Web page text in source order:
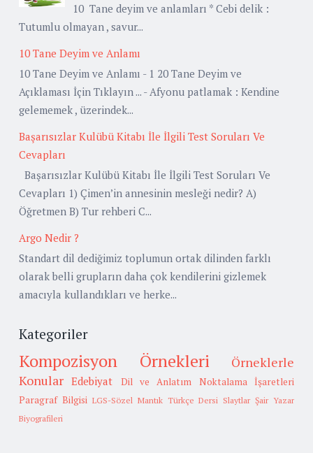
10 Tane deyim ve anlamları * Cebi delik :
Tutumlu olmayan , savur...
10 Tane Deyim ve Anlamı
10 Tane Deyim ve Anlamı - 1 20 Tane Deyim ve
Açıklaması İçin Tıklayın ... - Afyonu patlamak : Kendine
gelememek , üzerindek...
Başarısızlar Kulübü Kitabı İle İlgili Test Soruları Ve
Cevapları
Başarısızlar Kulübü Kitabı İle İlgili Test Soruları Ve
Cevapları 1) Çimen’in annesinin mesleği nedir? A)
Öğretmen B) Tur rehberi C...
Argo Nedir ?
Standart dil dediğimiz toplumun ortak dilinden farklı
olarak belli grupların daha çok kendilerini gizlemek
amacıyla kullandıkları ve herke...
Kategoriler
Kompozisyon Örnekleri
Örneklerle
Konular Edebiyat Dil ve Anlatım
Noktalama İşaretleri
Paragraf Bilgisi LGS-Sözel Mantık Türkçe Dersi Slaytlar Şair Yazar
Biyografileri